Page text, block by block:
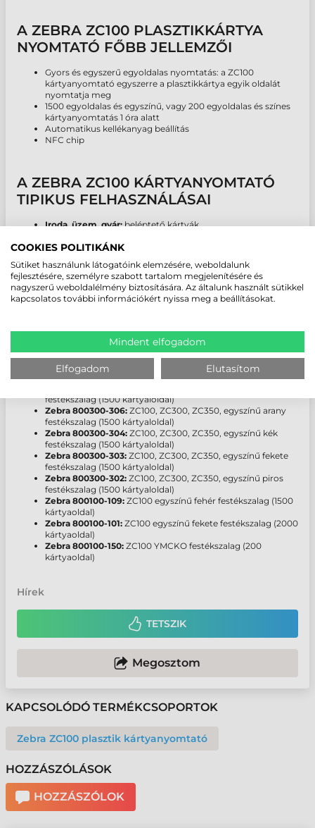
A ZEBRA ZC100 PLASZTIKKÁRTYA
NYOMTATÓ FŐBB JELLEMZŐI
Gyors és egyszerű egyoldalas nyomtatás: a ZC100
kártyanyomtató egyszerre a plasztikkártya egyik oldalát
nyomtatja meg
1500 egyoldalas és egyszínű, vagy 200 egyoldalas és színes
kártyanyomtatás 1 óra alatt
Automatikus kellékanyag beállítás
NFC chip
A ZEBRA ZC100 KÁRTYANYOMTATÓ
TIPIKUS FELHASZNÁLÁSAI
Iroda, üzem, gyár:beléptető kártyák
Étterem, Klub, Szórakozóhely:
szerviz kártyák, kedvezmény kártyák, pontgyüjtő kártyák,
sportbérlet, névjegykártyák, VIP kártyák, ügyfélkártyák,
azonosító kártyák, tagsági kártyák, igazolvány kártyák,
mágneskártyák
ZEBRA ZC100 KÁRTYANYOMTATÓ
FESTÉKSZALAGOK:
festékszalag (1500 kártyaloldal)
Zebra 800300-306: ZC100, ZC300, ZC350, egyszínű arany
festékszalag (1500 kártyaloldal)
Zebra 800300-304: ZC100, ZC300, ZC350, egyszínű kék
festékszalag (1500 kártyaloldal)
Zebra 800300-303: ZC100, ZC300, ZC350, egyszínű fekete
festékszalag (1500 kártyaloldal)
Zebra 800300-302: ZC100, ZC300, ZC350, egyszínű piros
festékszalag (1500 kártyaloldal)
Zebra 800100-109: ZC100 egyszínű fehér festékszalag (1500
kártyaoldal)
Zebra 800100-101: ZC100 egyszínű fekete festékszalag (2000
kártyaoldal)
Zebra 800100-150: ZC100 YMCKO festékszalag (200
kártyaoldal)
Hírek
TETSZIK
Megosztom
KAPCSOLÓDÓ TERMÉKCSOPORTOK
Zebra ZC100 plasztik kártyanyomtató
HOZZÁSZÓLÁSOK
HOZZÁSZÓLOK
COOKIES POLITIKÁNK
Sütiket használunk látogatóink elemzésére, weboldalunk
fejlesztésére, személyre szabott tartalom megjelenítésére és
nagyszerű weboldalélmény biztosítására. Az általunk használt sütikkel
kapcsolatos további információkért nyissa meg a beállításokat.
Mindent elfogadom
Elfogadom Elutasítom